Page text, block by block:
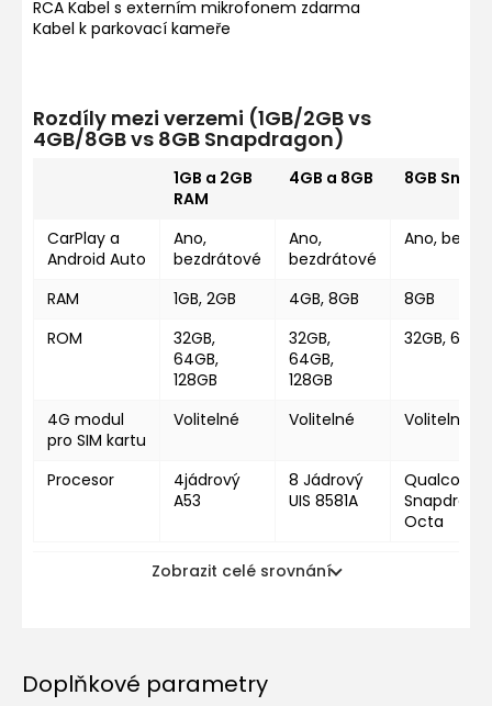
RCA Kabel s externím mikrofonem zdarma
Kabel k parkovací kameře
Rozdíly mezi verzemi (1GB/2GB vs
4GB/8GB vs 8GB Snapdragon)
1GB a 2GB
RAM
4GB a 8GB 8GB
CarPlay a
Android Auto
Ano,
bezdrátové
Ano,
bezdrátové
Ano,
RAM 1GB, 2GB 4GB, 8GB
8GB
ROM
32GB,
64GB,
128GB
32GB,
64GB,
128GB
32GB,
4G modul
pro SIM kartu
Volitelné Volitelné Volitelné
Procesor
4jádrový
A53
8 Jádrový
UIS 8581A
Octa
Zobrazit celé srovnání
Doplňkové parametry